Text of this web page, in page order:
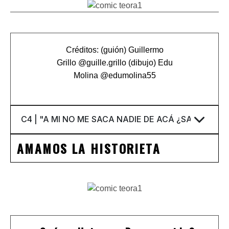
Créditos: (guión) Guillermo
Grillo @guille.grillo(dibujo) Edu
Molina @edumolina55
AMAMOS LA HISTORIETA